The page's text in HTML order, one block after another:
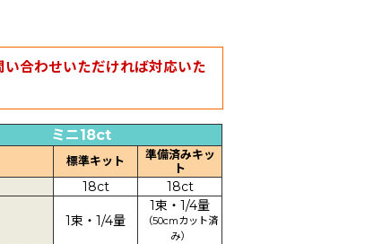
合わせいただければ対応いた
ミニ18ct
標準キット
準備済みキッ
ト
18ct 18ct
1束・1/4量
1束・1/4量
（50cmカット済
み）